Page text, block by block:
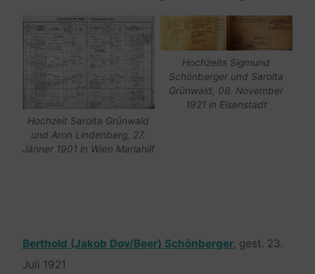
Hochzeit Sarolta Grünwald
und Aron Lindenberg, 27.
Jänner 1901 in Wien Mariahilf
Hochzeits Sigmund
Schönberger und Sarolta
Grünwald, 08. November
1921 in Eisenstadt
Berthold (Jakob Dov/Beer) Schönberger, gest. 23.
Juli 1921